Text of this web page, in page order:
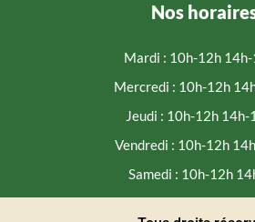
Nos
Mardi : 10h-12h
Mercredi : 10h-12h
Jeudi : 10h-12h
Vendredi : 10h-12h
Samedi : 10h-12h